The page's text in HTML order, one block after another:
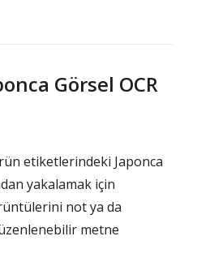
Görsel OCR
etiketlerindeki Japonca
yakalamak için
not ya da
metne